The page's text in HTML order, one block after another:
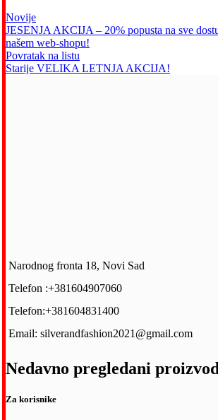
Novije
JESENJA AKCIJA – 20% popusta na sve
našem web-shopu!
Povratak na listu
Starije VELIKA LETNJA AKCIJA!
Narodnog fronta 18, Novi Sad
Telefon :+381604907060
Telefon:+381604831400
Email: silverandfashion2021@gmail.com
Nedavno pregledani
Za korisnike